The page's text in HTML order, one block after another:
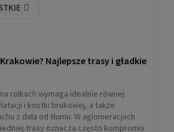
Najlepsze trasy i gładkie
rolkach wymaga idealnie równej
i kostki brukowej, a także
z dala od tłumu. W aglomeracjach
trasy oznacza często kompromis